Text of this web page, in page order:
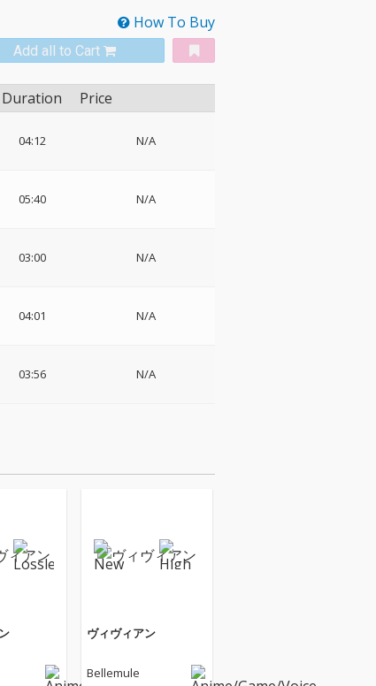
How To Buy
Add all to Cart
Duration Price
04:12 N/A
05:40 N/A
03:00 N/A
04:01 N/A
03:56 N/A
ヴィヴィアン
Bellemule